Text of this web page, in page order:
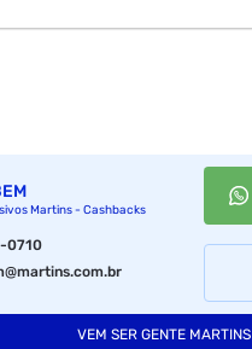
Martins - Cashbacks
0710
VEM SER GENTE MARTINS